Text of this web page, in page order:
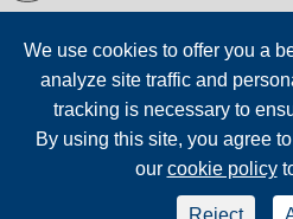
Upphovsrätt©Blue Icon
rättigheter
We use cookies to offer you a
analyze site traffic and
tracking is necessary to
By using this site, you agree
our cookie policy
Reject